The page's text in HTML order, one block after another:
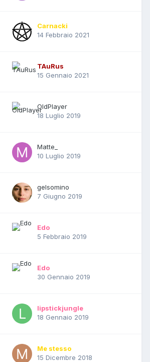
Carnacki
14 Febbraio 2021
TAuRus
15 Gennaio 2021
OldPlayer
18 Luglio 2019
Matte_
10 Luglio 2019
gelsomino
7 Giugno 2019
Edo
5 Febbraio 2019
Edo
30 Gennaio 2019
lipstickjungle
18 Gennaio 2019
Me stesso
15 Dicembre 2018